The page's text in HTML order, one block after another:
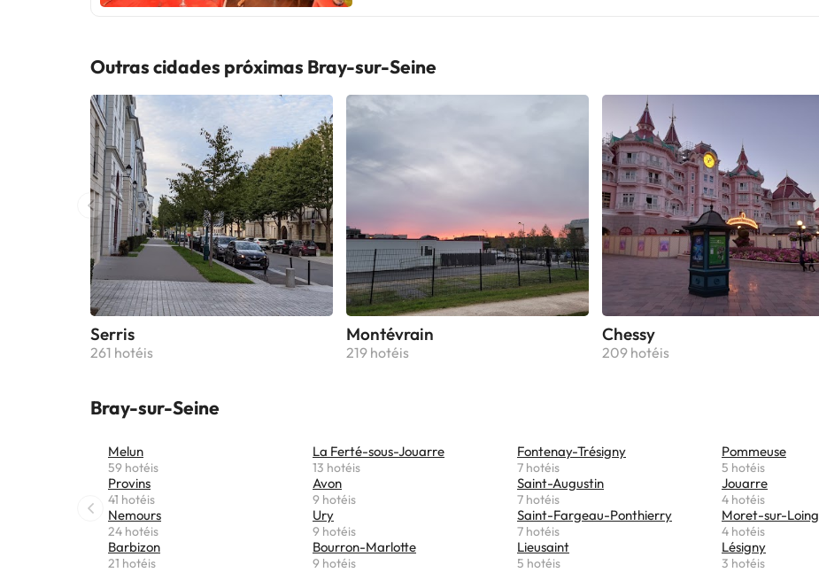
Outras cidades próximas Bray-sur-Seine
Serris
261 hotéis
Montévrain
219 hotéis
Chessy
209 hotéis
Bray-sur-Seine
Melun
59 hotéis
Provins
41 hotéis
Nemours
24 hotéis
Barbizon
21 hotéis
La Ferté-sous-Jouarre
13 hotéis
Avon
9 hotéis
Ury
9 hotéis
Bourron-Marlotte
9 hotéis
Fontenay-Trésigny
7 hotéis
Saint-Augustin
7 hotéis
Saint-Fargeau-Ponthierry
7 hotéis
Lieusaint
5 hotéis
Pommeuse
5 hotéis
Jouarre
4 hotéis
Moret-sur-Loing
4 hotéis
Lésigny
3 hotéis